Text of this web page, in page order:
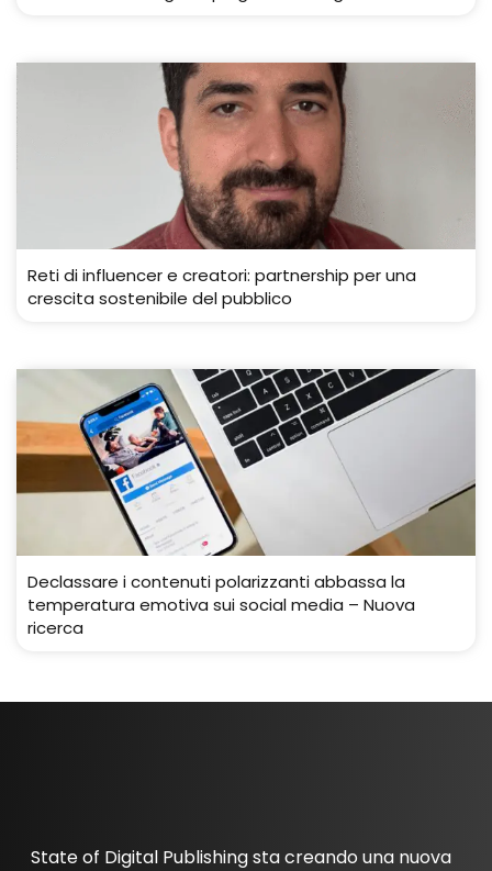
Reti di influencer e creatori: partnership per una
crescita sostenibile del pubblico
Declassare i contenuti polarizzanti abbassa la
temperatura emotiva sui social media – Nuova
ricerca
State of Digital Publishing sta creando una nuova